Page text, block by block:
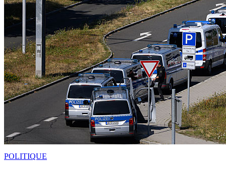
POLITIQUE